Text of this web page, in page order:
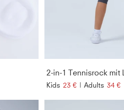
Kids 23 € | Adults 34 €